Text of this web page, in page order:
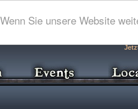
Sie unsere Website